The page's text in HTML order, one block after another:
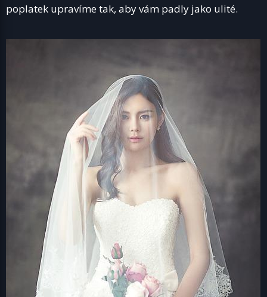
poplatek upravíme tak, aby vám padly jako ulité.